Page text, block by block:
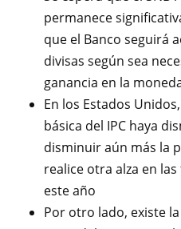
permanece
que el Banco seguirá
divisas según sea
ganancia en la
En los Estados
básica del IPC haya
disminuir aún más la
realice otra alza en
este año
Por otro lado, existe